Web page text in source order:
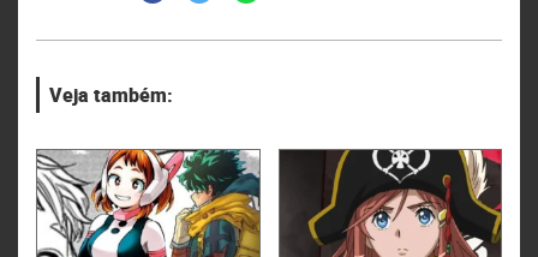
Veja também: